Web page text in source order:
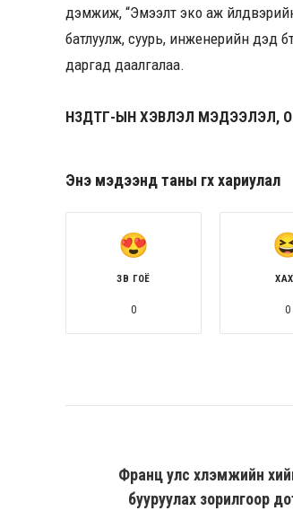
дэмжиж, “Эмээлт эко аж
батлуулж, суурь, инженерийн дэд
даргад даалгалаа.
НЗДТГ-ЫН ХЭВЛЭЛ МЭДЭЭЛЭЛ,
Энэ мэдээнд таны өгөх хариулал
ЗӨВ ГОЁ
0 0
Франц улс хүлэмжийн
бууруулах зорилгоор